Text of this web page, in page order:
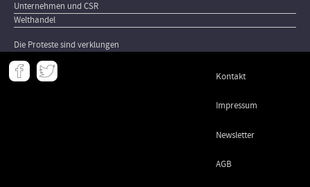
Unternehmen und CSR
Welthandel
Die Proteste sind verklungen
Meta
- Kontakt
Impressum
Newsletter
AGB